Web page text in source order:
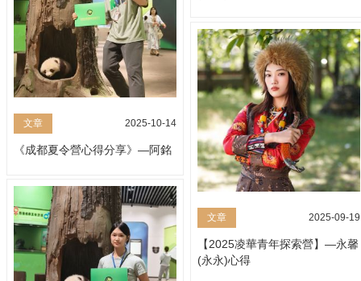
文章 2025-10-14
《成都夏令營心得分享》—阿銘
文章 2025-09-19
【2025凌華青年探索營】—永馨
(永永)心得